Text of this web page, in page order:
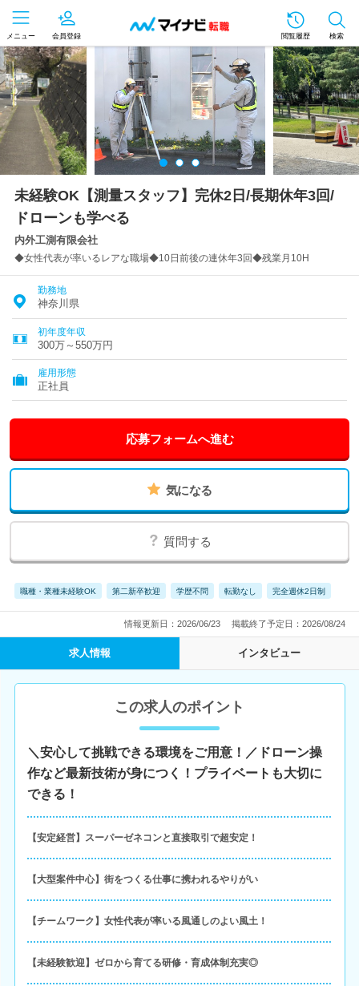
メニュー 会員登録 閲覧履歴 検索
未経験OK【測量スタッフ】完休2日/長期休年3回/
ドローンも学べる
内外工測有限会社
◆女性代表が率いるレアな職場◆10日前後の連休年3回◆残業月10H
勤務地
神奈川県
初年度年収
300万～550万円
雇用形態
正社員
応募フォームへ進む
気になる
質問する
職種・業種未経験OK 第二新卒歓迎 学歴不問 転勤なし 完全週休2日制
情報更新日：2026/06/23 掲載終了予定日：2026/08/24
求人情報 インタビュー
この求人のポイント
＼安心して挑戦できる環境をご用意！／ドローン操
作など最新技術が身につく！プライベートも大切に
できる！
【安定経営】スーパーゼネコンと直接取引で超安定！
【大型案件中心】街をつくる仕事に携われるやりがい
【チームワーク】女性代表が率いる風通しのよい風土！
【未経験歓迎】ゼロから育てる研修・育成体制充実◎